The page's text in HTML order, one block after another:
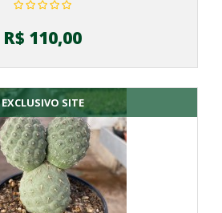
R$ 110,00
EXCLUSIVO SITE